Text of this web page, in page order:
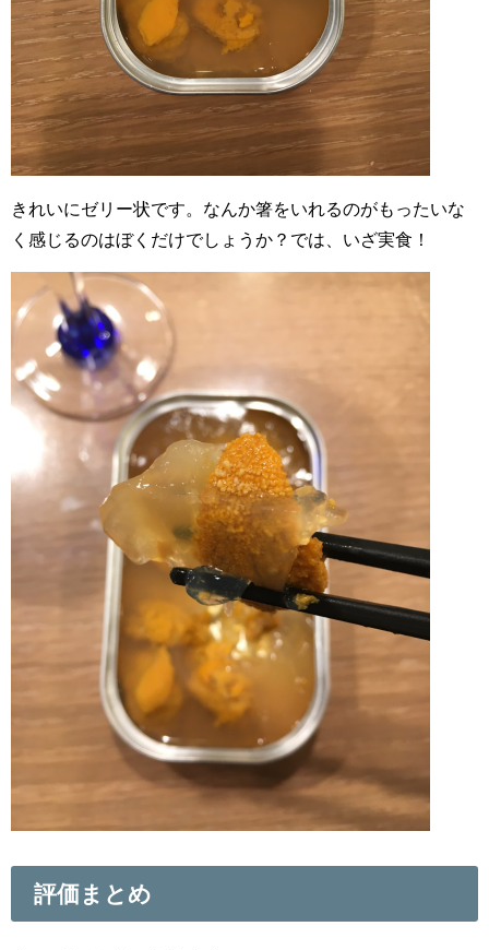
きれいにゼリー状です。なんか箸をいれるのがもったいな
く感じるのはぼくだけでしょうか？では、いざ実食！
評価まとめ